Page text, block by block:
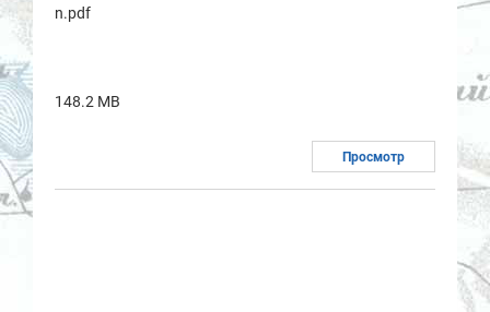
n.pdf
148.2 MB
Просмотр